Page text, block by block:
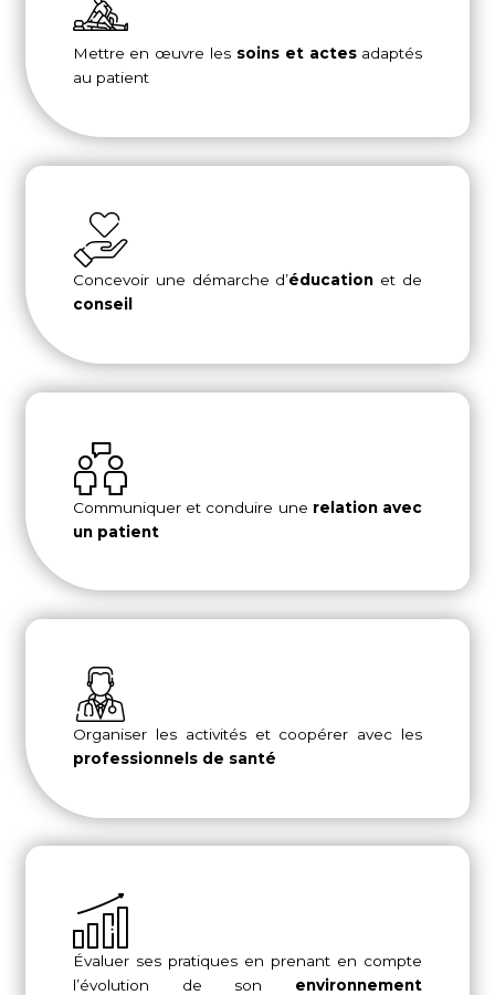
Mettre en œuvre les soins et actesadaptés
au patient
Concevoir une démarche d’éducation et de
conseil
Communiquer et conduire une relation avec
un patient
Organiser les activités et coopérer avec les
professionnels de santé
Évaluer ses pratiques en prenant en compte
l’évolution de son environnement